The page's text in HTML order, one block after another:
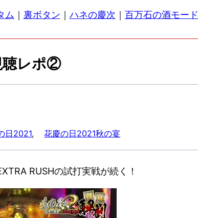
ム ｜ 裏ボタン ｜ ハネの慶次 ｜ 百万石の酒モード
聴レポ②
日2021, 花慶の日2021秋の宴
RUSHの試打実戦が続く！